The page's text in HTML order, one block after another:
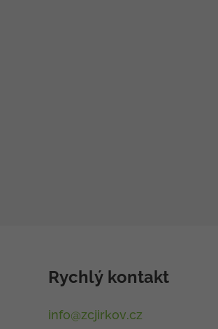
Rychlý kontakt
info@zcjirkov.cz